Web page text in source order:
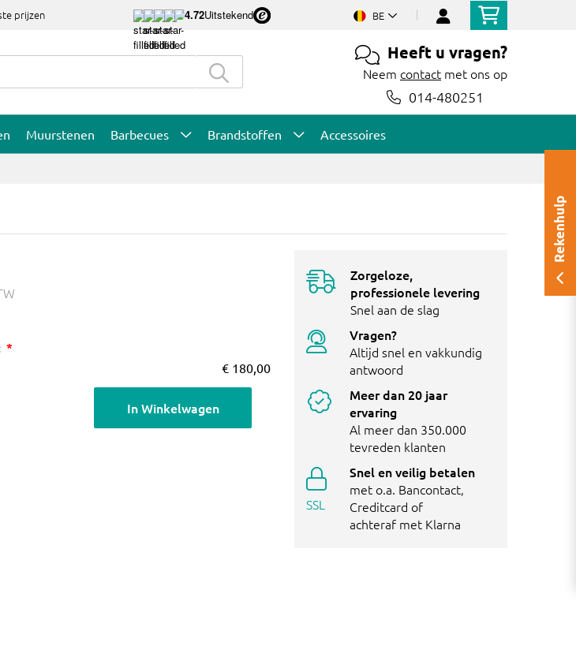
prijzen 4.72Uitstekend BE
Heeft u vragen?
Neem contact met ons op
014-480251
Muurstenen Barbecues Brandstoffen Accessoires
€ 180,00
In Winkelwagen
Zorgeloze,
professionele levering
Snel aan de slag
Vragen?
Altijd snel en vakkundig
antwoord
Meer dan 20 jaar
ervaring
Al meer dan 350.000
tevreden klanten
SSL
Snel en veilig betalen
met o.a. Bancontact,
Creditcard of
achteraf met Klarna
Rekenhulp